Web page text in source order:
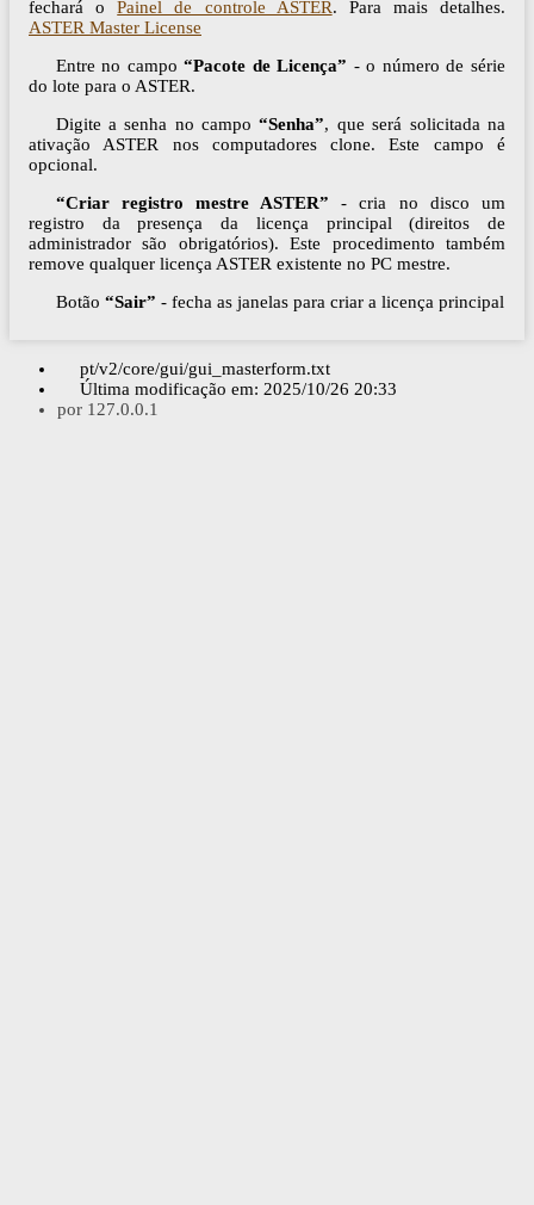
fechará oPainel de controle ASTER. Para mais detalhes.
ASTER Master License
Entre no campo“Pacote de Licença” - o número de série
do lote para o ASTER.
Digite a senha no campo“Senha”, que será solicitada na
ativação ASTER nos computadores clone. Este campo é
opcional.
“Criar registro mestre ASTER” - cria no disco um
registro da presença da licença principal (direitos de
administrador são obrigatórios). Este procedimento também
remove qualquer licença ASTER existente no PC mestre.
Botão “Sair” - fecha as janelas para criar a licença principal
pt/v2/core/gui/gui_masterform.txt
Última modificação em: 2025/10/26 20:33
por 127.0.0.1